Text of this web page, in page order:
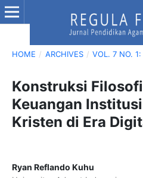
HOME / ARCHIVES / VOL. 7 NO.
Konstruksi
Keuangan
Kristen di Era
Ryan Reflando Kuhu